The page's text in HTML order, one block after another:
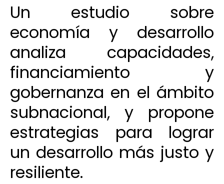
Un estudio sobre
economía y desarrollo
analiza capacidades,
financiamiento y
gobernanza en el ámbito
subnacional, y propone
estrategias para lograr
un desarrollo más justo y
resiliente.